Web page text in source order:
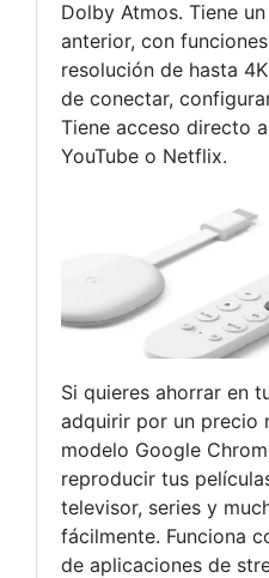
Dolby Atmos. Tiene
anterior, con
resolución de hasta
de conectar,
Tiene acceso directo
YouTube o Netflix.
Si quieres ahorrar en
adquirir por un precio
modelo Google
reproducir tus
televisor, series y
fácilmente. Funciona
de aplicaciones de